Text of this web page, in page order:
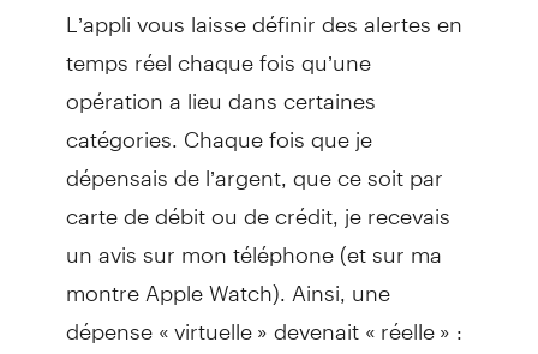
L’appli vous laisse définir des alertes en
temps réel chaque fois qu’une
opération a lieu dans certaines
catégories. Chaque fois que je
dépensais de l’argent, que ce soit par
carte de débit ou de crédit, je recevais
un avis sur mon téléphone (et sur ma
montre Apple Watch). Ainsi, une
dépense « virtuelle » devenait « réelle » :